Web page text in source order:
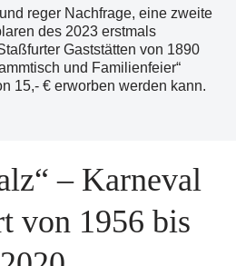
reger Nachfrage, eine zweite
des 2023 erstmals
Gaststätten von 1890
und Familienfeier“
15,- € erworben werden kann.
– Karneval
von 1956 bis